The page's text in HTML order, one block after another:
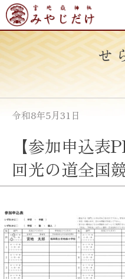
Skip
to
content
お知らせ
令和8年5月31日
【参加申込表
回光の道全国